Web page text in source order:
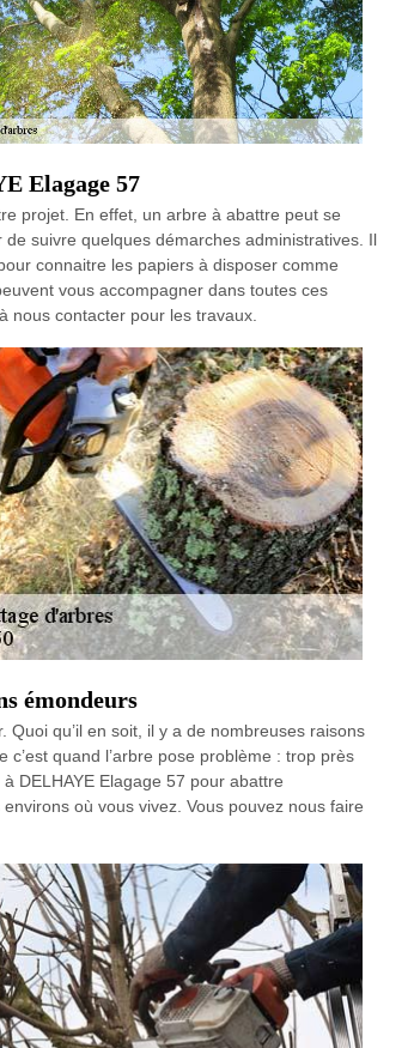
Elagage 57
projet. En effet, un arbre à abattre peut se
suivre quelques démarches administratives. Il
connaitre les papiers à disposer comme
vous accompagner dans toutes ces
nous contacter pour les travaux.
émondeurs
Quoi qu’il en soit, il y a de nombreuses raisons
quand l’arbre pose problème : trop près
DELHAYE Elagage 57 pour abattre
où vous vivez. Vous pouvez nous faire